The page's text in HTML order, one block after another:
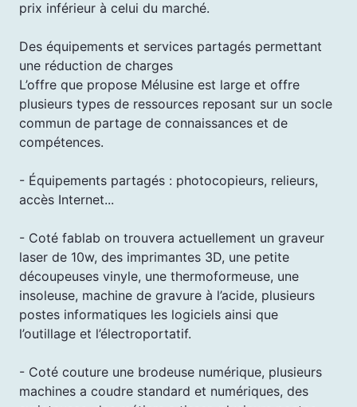
prix inférieur à celui du marché.
Des équipements et services partagés permettant
une réduction de charges
L’offre que propose Mélusine est large et offre
plusieurs types de ressources reposant sur un socle
commun de partage de connaissances et de
compétences.
- Équipements partagés : photocopieurs, relieurs,
accès Internet...
- Coté fablab on trouvera actuellement un graveur
laser de 10w, des imprimantes 3D, une petite
découpeuses vinyle, une thermoformeuse, une
insoleuse, machine de gravure à l’acide, plusieurs
postes informatiques les logiciels ainsi que
l’outillage et l’électroportatif.
- Coté couture une brodeuse numérique, plusieurs
machines a coudre standard et numériques, des